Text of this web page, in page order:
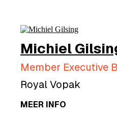
Michiel
Member Executive
Royal Vopak
MEER INFO